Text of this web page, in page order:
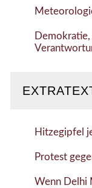
Hitzegipfel
Protest
Wenn Delhi